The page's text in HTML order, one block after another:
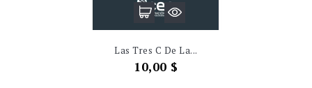
Las Tres C De La...
Precio
10,00 $